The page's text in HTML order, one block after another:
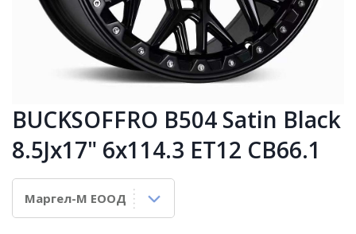
BUCKSOFFRO B504 Satin Black
8.5Jx17" 6x114.3 ET12 CB66.1